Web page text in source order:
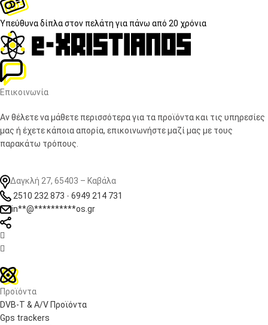
Υπεύθυνα δίπλα στον πελάτη για πάνω από 20 χρόνια
Επικοινωνία
Αν θέλετε να μάθετε περισσότερα για τα προϊόντα και τις υπηρεσίες
μας ή έχετε κάποια απορία, επικοινωνήστε μαζί μας με τους
παρακάτω τρόπους.
Δαγκλή 27, 65403 – Καβάλα
2510 232 873 - 6949 214 731
in**@**********os.gr


Προϊόντα
DVB-T & A/V Προϊόντα
Gps trackers